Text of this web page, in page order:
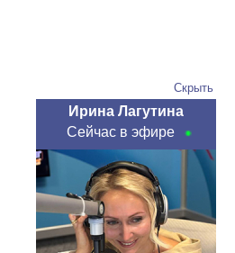
Скрыть
Ирина Лагутина
Сейчас в эфире